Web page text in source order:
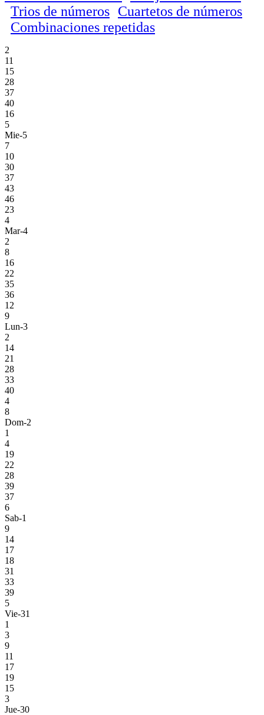
Trios de números Cuartetos de números
Combinaciones repetidas
2
11
15
28
37
40
16
5
Mie-5
7
10
30
37
43
46
23
4
Mar-4
2
8
16
22
35
36
12
9
Lun-3
2
14
21
28
33
40
4
8
Dom-2
1
4
19
22
28
39
37
6
Sab-1
9
14
17
18
31
33
39
5
Vie-31
1
3
9
11
17
19
15
3
Jue-30